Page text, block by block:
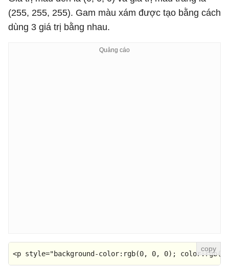
(255, 255, 255). Gam màu xám được tạo bằng cách
dùng 3 giá trị bằng nhau.
<p style="background-color:rgb(0, 0, 0);